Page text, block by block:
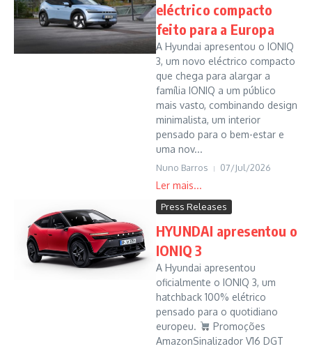
eléctrico compacto
feito para a Europa
A Hyundai apresentou o IONIQ
3, um novo eléctrico compacto
que chega para alargar a
família IONIQ a um público
mais vasto, combinando design
minimalista, um interior
pensado para o bem-estar e
uma nov...
Nuno Barros 07/Jul/2026
Press Releases
HYUNDAI apresentou o
IONIQ 3
A Hyundai apresentou
oficialmente o IONIQ 3, um
hatchback 100% elétrico
pensado para o quotidiano
europeu.
Promoções
AmazonSinalizador V16 DGT